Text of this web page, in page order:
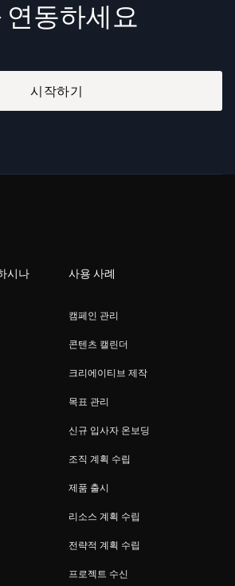
연동하세요
시작하기
시나
사용 사례
캠페인 관리
콘텐츠 캘린더
크리에이티브 제작
목표 관리
신규 입사자 온보딩
조직 계획 수립
제품 출시
리소스 계획 수립
전략적 계획 수립
프로젝트 수신